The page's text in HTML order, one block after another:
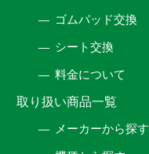
ゴムパッド交換
シート交換
料金について
取り扱い商品一覧
メーカーから探す